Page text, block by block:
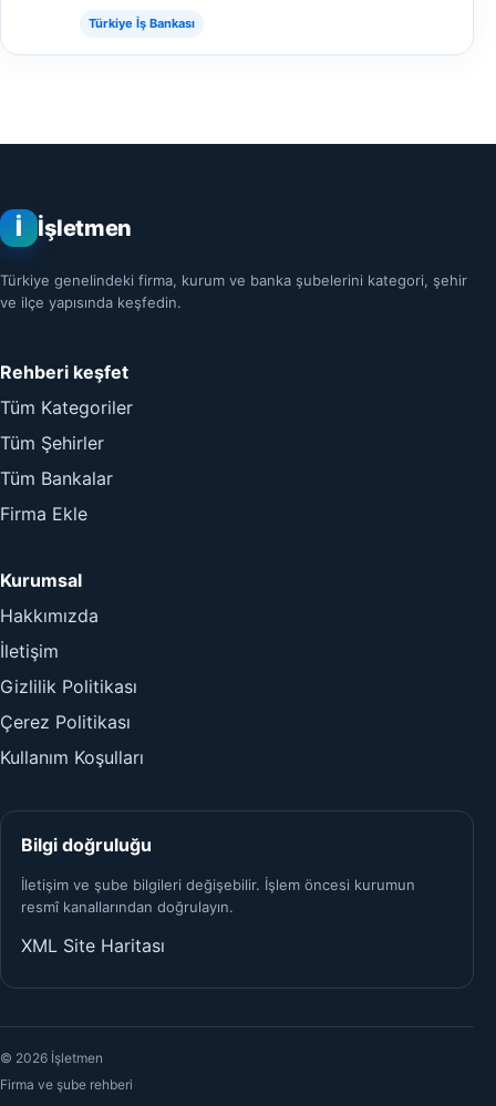
Türkiye İş Bankası
İ İşletmen
Türkiye genelindeki firma, kurum ve banka şubelerini kategori, şehir
ve ilçe yapısında keşfedin.
Rehberi keşfet
Tüm Kategoriler
Tüm Şehirler
Tüm Bankalar
Firma Ekle
Kurumsal
Hakkımızda
İletişim
Gizlilik Politikası
Çerez Politikası
Kullanım Koşulları
Bilgi doğruluğu
İletişim ve şube bilgileri değişebilir. İşlem öncesi kurumun
resmî kanallarından doğrulayın.
XML Site Haritası
© 2026 İşletmen
Firma ve şube rehberi